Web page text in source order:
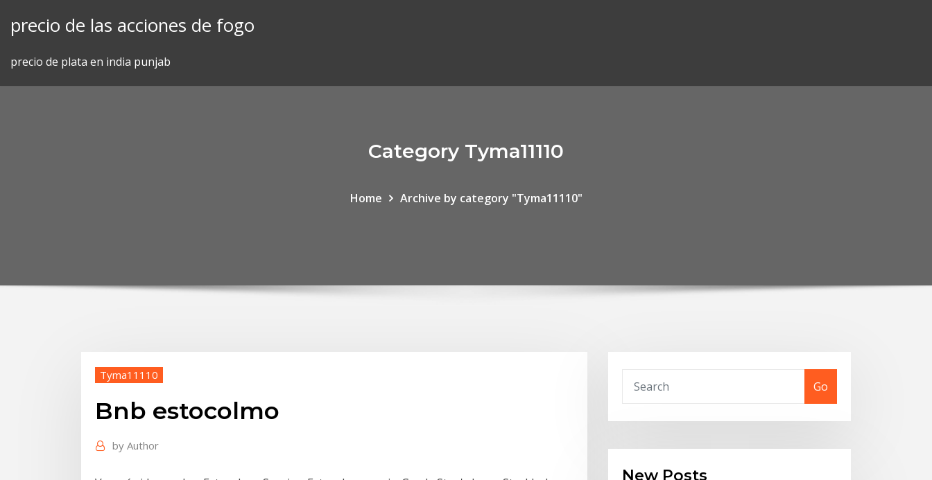
precio de las acciones de fogo
precio de plata en india punjab
Category Tyma11110
Home Archive by category "Tyma11110"
Tyma11110
Bnb estocolmo
by Author
Go
New Posts